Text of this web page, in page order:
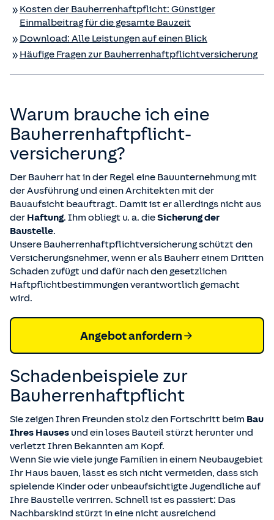
Kosten der Bauherren­haftpflicht: Günstiger
Einmalbeitrag für die gesamte Bauzeit
Download: Alle Leistungen auf einen Blick
Häufige Fragen zur Bauherren­haftpflicht­versicherung
Warum brauche ich eine
Bauherren­haftpflicht­
versicherung?
Der Bauherr hat in der Regel eine Bauunternehmung mit
der Ausführung und einen Architekten mit der
Bauaufsicht beauftragt. Damit ist er allerdings nicht aus
der Haftung. Ihm obliegt u. a. dieSicherung der
Baustelle.
Unsere Bauherrenhaftpflichtversicherung schützt den
Versicherungsnehmer, wenn er als Bauherr einem Dritten
Schaden zufügt und dafür nach den gesetzlichen
Haftpflichtbestimmungen verantwortlich gemacht
wird.
Angebot anfordern
Schadenbeispiele zur
Bauherren­haftpflicht
Sie zeigen Ihren Freunden stolz den Fortschritt beim Bau
Ihres Hauses und ein loses Bauteil stürzt herunter und
verletzt Ihren Bekannten am Kopf.
Wenn Sie wie viele junge Familien in einem Neubaugebiet
Ihr Haus bauen, lässt es sich nicht vermeiden, dass sich
spielende Kinder oder unbeaufsichtigte Jugendliche auf
Ihre Baustelle verirren. Schnell ist es passiert: Das
Nachbarskind stürzt in eine nicht ausreichend